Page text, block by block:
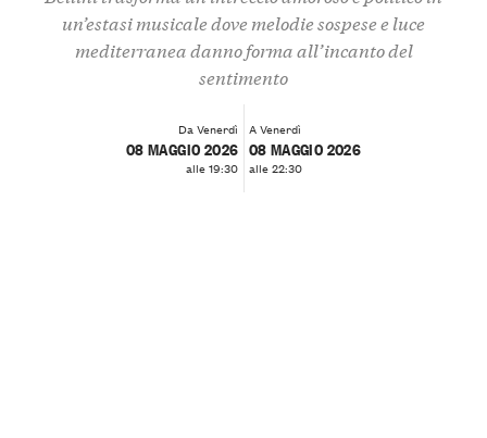
un’estasi musicale dove melodie sospese e luce
mediterranea danno forma all’incanto del
sentimento
Da Venerdì
08 MAGGIO 2026
alle 19:30
A Venerdì
08 MAGGIO 2026
alle 22:30